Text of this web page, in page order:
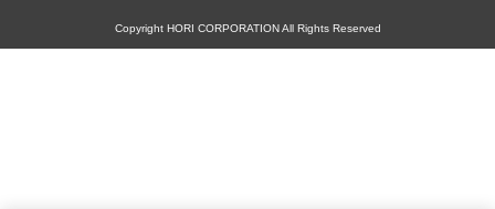
Copyright HORI CORPORATION All Rights Reserved